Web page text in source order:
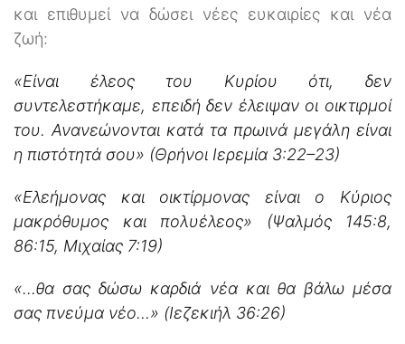
και επιθυμεί να δώσει νέες ευκαιρίες και νέα
ζωή:
«Είναι έλεος του Κυρίου ότι, δεν
συντελεστήκαμε, επειδή δεν έλειψαν οι οικτιρμοί
του. Ανανεώνονται κατά τα πρωινά μεγάλη είναι
η πιστότητά σου» (Θρήνοι Ιερεμία 3:22–23)
«Ελεήμονας και οικτίρμονας είναι ο Κύριος
μακρόθυμος και πολυέλεος» (Ψαλμός 145:8,
86:15, Μιχαίας 7:19)
«…θα σας δώσω καρδιά νέα και θα βάλω μέσα
σας πνεύμα νέο…» (Ιεζεκιήλ 36:26)